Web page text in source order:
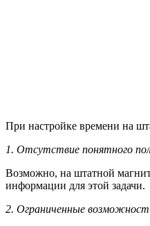
При настройке времени на
1. Отсутствие понятного
Возможно, на штатной
информации для этой задачи.
2. Ограниченные